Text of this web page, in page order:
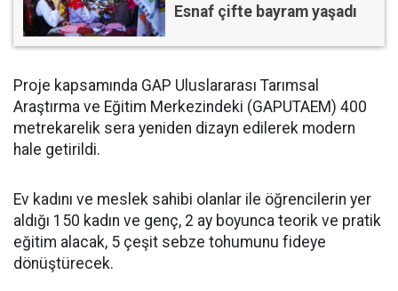
Esnaf çifte bayram yaşadı
Proje kapsamında GAP Uluslararası Tarımsal
Araştırma ve Eğitim Merkezindeki (GAPUTAEM) 400
metrekarelik sera yeniden dizayn edilerek modern
hale getirildi.
Ev kadını ve meslek sahibi olanlar ile öğrencilerin yer
aldığı 150 kadın ve genç, 2 ay boyunca teorik ve pratik
eğitim alacak, 5 çeşit sebze tohumunu fideye
dönüştürecek.